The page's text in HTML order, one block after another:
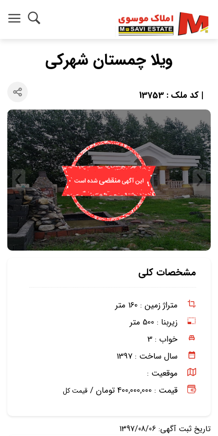
ویلا چمستان شهرکی
| کد ملک : 13753
مشخصات کلی
متراژ زمین : 160 متر
زیربنا : 500 متر
خواب : 3
سال ساخت : 1397
موقعیت :
قیمت : 400,000,000 تومان /
قیمت کل
تاریخ ثبت آگهی: 1397/08/06